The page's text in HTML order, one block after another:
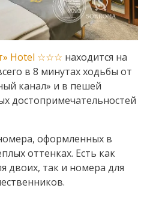
Hotel ☆☆☆ находится на
в 8 минутах ходьбы от
канал» и в пешей
достопримечательностей
оформленных в
оттенках. Есть как
двоих, так и номера для